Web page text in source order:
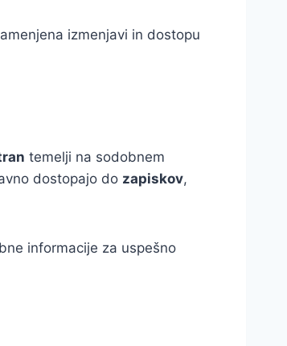
izmenjavi in dostopu
temelji na sodobnem
dostopajo do zapiskov,
informacije za uspešno